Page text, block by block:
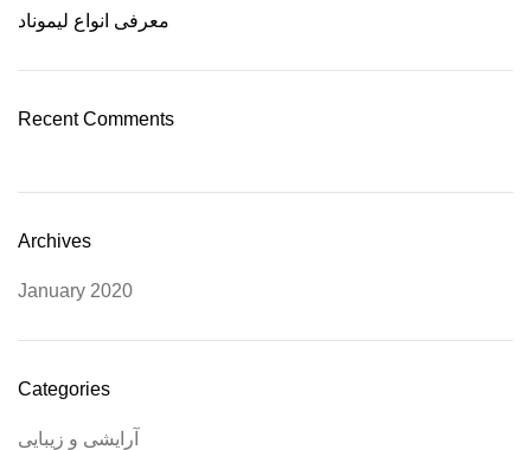
معرفی انواع لیموناد
Recent Comments
Archives
January 2020
Categories
آرایشی و زیبایی